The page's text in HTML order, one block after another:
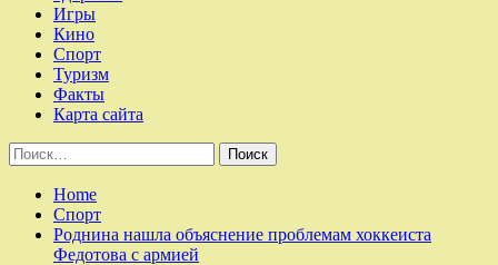
Игры
Кино
Спорт
Туризм
Факты
Карта сайта
Найти:
Home
Спорт
Роднина нашла объяснение проблемам хоккеиста
Федотова с армией